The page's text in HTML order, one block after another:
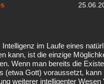
im Laufe eines
kann, ist die einzige
Wenn man bereits die
(etwa Gott) voraussetzt, kann
weiterer intelligenter Wesen